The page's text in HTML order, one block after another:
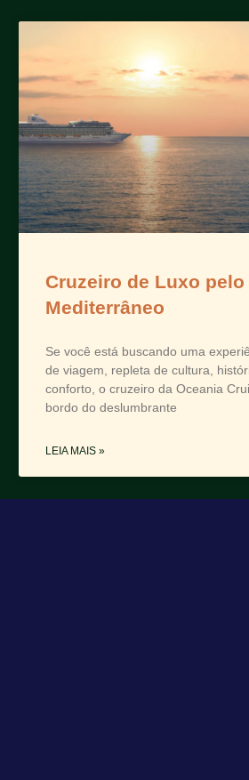
Cruzeiro de Luxo pelo
Mediterrâneo
Se você está buscando uma
de viagem, repleta de cultura,
conforto, o cruzeiro da Oceania
bordo do deslumbrante
LEIA MAIS »